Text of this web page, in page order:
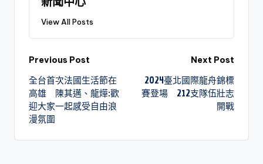
View All Posts
Previous Post
全台首次法國生活節在
高雄 陳其邁、龍燁:歡
迎大家一起感受自由浪
漫氛圍
Next Post
2024臺北國際龍舟錦標
賽登場 212支隊伍壯志
開戰